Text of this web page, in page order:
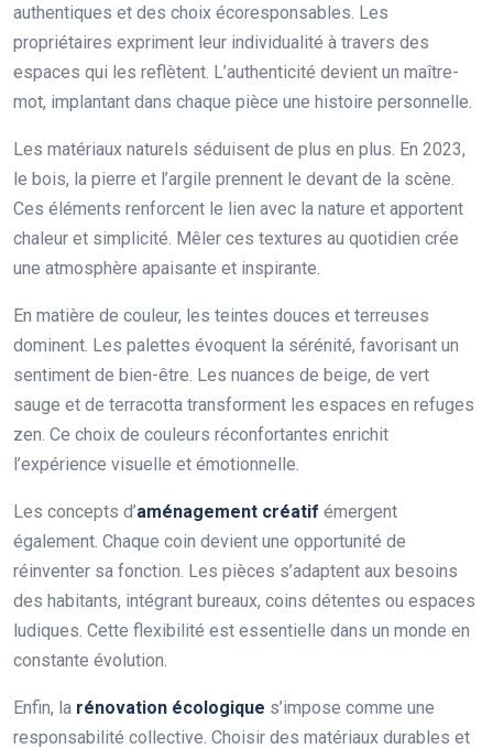
authentiques et des choix écoresponsables. Les
propriétaires expriment leur individualité à travers des
espaces qui les reflètent. L’authenticité devient un maître-
mot, implantant dans chaque pièce une histoire personnelle.
Les matériaux naturels séduisent de plus en plus. En 2023,
le bois, la pierre et l’argile prennent le devant de la scène.
Ces éléments renforcent le lien avec la nature et apportent
chaleur et simplicité. Mêler ces textures au quotidien crée
une atmosphère apaisante et inspirante.
En matière de couleur, les teintes douces et terreuses
dominent. Les palettes évoquent la sérénité, favorisant un
sentiment de bien-être. Les nuances de beige, de vert
sauge et de terracotta transforment les espaces en refuges
zen. Ce choix de couleurs réconfortantes enrichit
l’expérience visuelle et émotionnelle.
Les concepts d’aménagement créatif émergent
également. Chaque coin devient une opportunité de
réinventer sa fonction. Les pièces s’adaptent aux besoins
des habitants, intégrant bureaux, coins détentes ou espaces
ludiques. Cette flexibilité est essentielle dans un monde en
constante évolution.
Enfin, la rénovation écologique s’impose comme une
responsabilité collective. Choisir des matériaux durables et